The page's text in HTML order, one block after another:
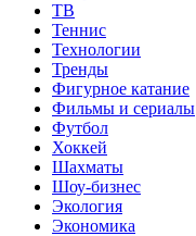
ТВ
Теннис
Технологии
Тренды
Фигурное катание
Фильмы и сериалы
Футбол
Хоккей
Шахматы
Шоу-бизнес
Экология
Экономика